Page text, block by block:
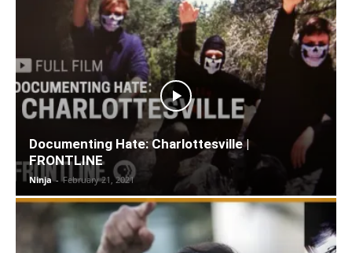
Documenting Hate: Charlottesville |
FRONTLINE
Ninja - February 21, 2021